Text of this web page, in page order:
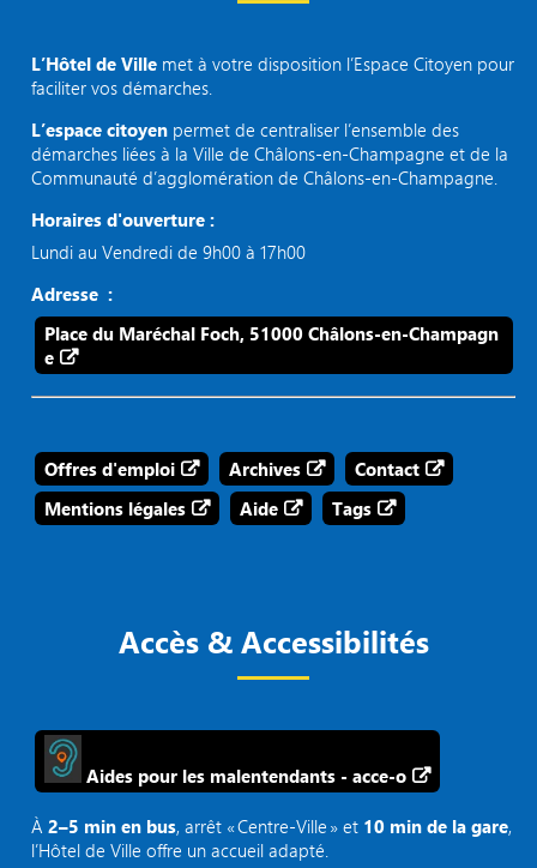
L’Hôtel de Ville met à votre disposition l’Espace Citoyen pour
faciliter vos démarches.
L’espace citoyen permet de centraliser l’ensemble des
démarches liées à la Ville de Châlons-en-Champagne et de la
Communauté d’agglomération de Châlons-en-Champagne.
Horaires d'ouverture :
Lundi au Vendredi de 9h00 à 17h00
Adresse :
Place du Maréchal Foch, 51000 Châlons-en-Champagn
e
Offres d'emploi Archives
Contact
Mentions légales
Aide Tags
Accès & Accessibilités
Aides pour les malentendants - acce-o
À2–5 min en bus, arrêt « Centre‑Ville » et 10 min de la gare,
l’Hôtel de Ville offre un accueil adapté.